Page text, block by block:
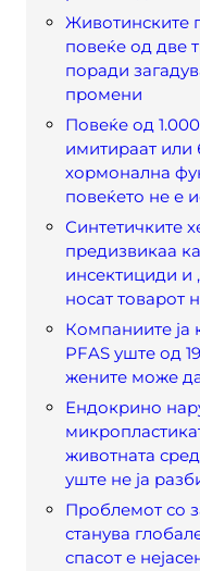
Животинските
повеќе од две
поради
промени
Повеќе од
имитираат или
хормонална
повеќето не е
Синтетичките
предизвикаа
инсектициди и
носат товарот
Компаниите ја
PFAS уште од
жените може
Ендокрино
животната
уште не ја
Проблемот со
станува
спасот е